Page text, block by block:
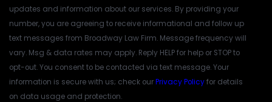
updates and information about our services. By providing your
number, you are agreeing to receive informational and follow up
text messages from Broadway Law Firm. Message frequency will
vary. Msg & data rates may apply. Reply HELP for help or STOP to
opt-out. You consent to be contacted via text message. Your
information is secure with us; check ourPrivacy Policyfor details
on data usage and protection.